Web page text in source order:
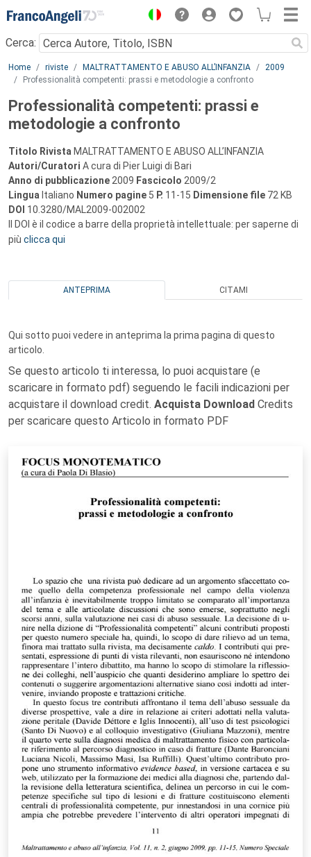
Menu
Cerca:
Main content
Home riviste MALTRATTAMENTO E ABUSO ALL’INFANZIA
2009
Professionalità competenti: prassi e metodologie a confronto
Professionalità competenti: prassi e
metodologie a confronto
Titolo Rivista MALTRATTAMENTO E ABUSO ALL’INFANZIA
Autori/Curatori A cura di Pier Luigi di Bari
Anno di pubblicazione 2009 Fascicolo 2009/2
Lingua Italiano Numero pagine 5 P. 11-15 Dimensione file 72 KB
DOI 10.3280/MAL2009-002002
Il DOI è il codice a barre della proprietà intellettuale: per saperne di
più clicca qui
ANTEPRIMA CITAMI
Qui sotto puoi vedere in anteprima la prima pagina di questo
articolo.
Se questo articolo ti interessa, lo puoi acquistare (e
scaricare in formato pdf) seguendo le facili indicazioni per
acquistare il download credit. Acquista Download Credits
per scaricare questo Articolo in formato PDF